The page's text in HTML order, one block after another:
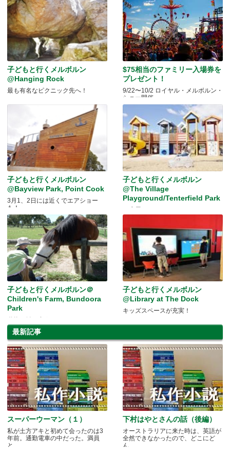
子どもと行くメルボルン
@Hanging Rock
最も有名なピクニック先へ！
$75相当のファミリー入場券を
プレゼント！
9/22〜10/2 ロイヤル・メルボルン・
ショー開催
子どもと行くメルボルン
@Bayview Park, Point Cook
3月1、2日には近くでエアショー
も！
子どもと行くメルボルン
@The Village
Playground/Tenterfield Park
子どもと行くメルボルン＠
Children's Farm, Bundoora
Park
子どもと行くメルボルン
@Library at The Dock
キッズスペースが充実！
最新記事
スーパーウーマン（１）
私が土方アキと初めて会ったのは3
年前。通勤電車の中だった。満員
と.....
下村はやとさんの話（後編）
オーストラリアに来た時は、英語が
全然できなかったので、どこにど
ん.....